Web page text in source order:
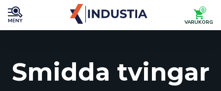
MENY
0
VARUKORG
Smidda tvingar